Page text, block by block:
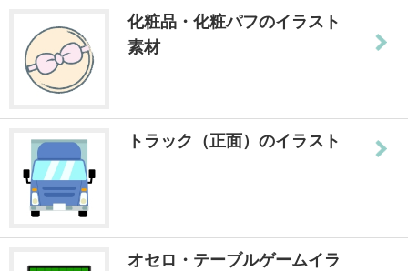
化粧品・化粧パフのイラスト
素材
トラック（正面）のイラスト
オセロ・テーブルゲームイラ